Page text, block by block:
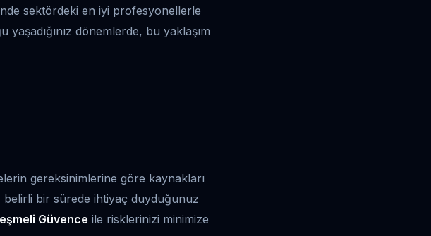
sektördeki en iyi profesyonellerle
dönemlerde, bu yaklaşım
gereksinimlerine göre kaynakları
belirli bir sürede ihtiyaç duyduğunuz
Güvence ile risklerinizi minimize